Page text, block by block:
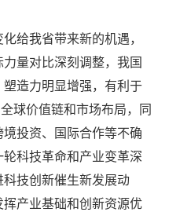
给我省带来新的机遇，
量对比深刻调整，我国
造力明显增强，有利于
球价值链和市场布局，同
投资、国际合作等不确
科技革命和产业变革深
技创新催生新发展动
产业基础和创新资源优